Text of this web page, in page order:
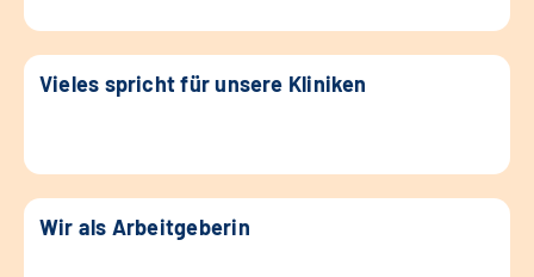
Vieles spricht für unsere Kliniken
Wir als Arbeitgeberin